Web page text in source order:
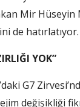
Mir Hüseyin
de hatırlatıyor.
YOK”
G7
değişikliği